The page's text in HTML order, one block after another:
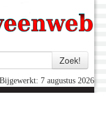
Bijgewerkt: 7 augustus 2026